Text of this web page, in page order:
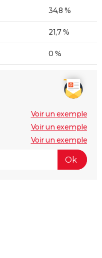
34,8 %
21,7 %
0 %
Voir un exemple
Voir un exemple
Voir un exemple